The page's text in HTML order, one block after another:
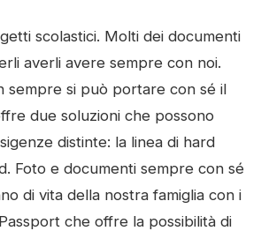
scolastici. Molti dei documenti
averli avere sempre con noi.
sempre si può portare con sé il
due soluzioni che possono
distinte: la linea di hard
Foto e documenti sempre con sé
di vita della nostra famiglia con i
che offre la possibilità di